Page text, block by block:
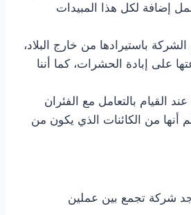
إضافة لكل هذا المبيدات
باستيرادها من خارج البلاد،
على إبادة الحشرات، كما أننا
القيام بالتعامل مع الفئران
أنها من الكائنات الذي يكون من
شركة تجمع بين عملين